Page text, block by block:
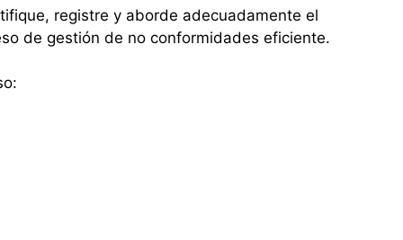
registre y aborde adecuadamente el
de gestión de no conformidades eficiente.